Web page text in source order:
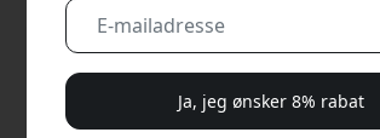
Ja, jeg ønsker 8% rabat